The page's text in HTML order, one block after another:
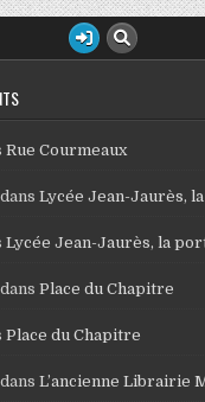
Rue Courmeaux
dansLycée Jean-Jaurès,
Lycée Jean-Jaurès, la
dansPlace du Chapitre
Place du Chapitre
dansL’ancienne Librairie